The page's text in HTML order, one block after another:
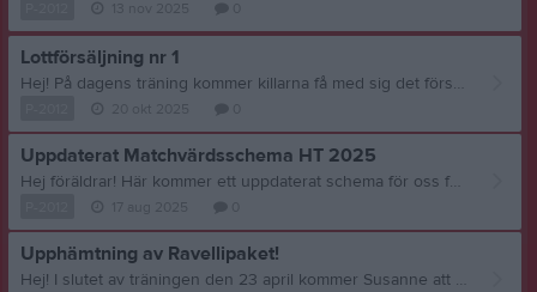
Lottförsäljning nr 1
Hej! På dagens träning kommer killarna få med sig det första kuvertet med Bingolottos julkalendrar och Sverigelotter. OBS! Vissa killar fick sitt kuvert för några veckor sedan. En del av försäljningsvinsten går till laget. I varje kuvert finns information om försäljningen och när man ska betala in till Salih. Swisha till 0702-71 76 66 och ange namnet på barnet vid inbetalningen. De killar som har äldre syskon i Södra kommer inte att få kuvert, då lotterna går till det äldsta syskonet. Allt gott! Med vänlig hälsning Föräldragruppen genom Susanne
Uppdaterat Matchvärdsschema HT 2025
Hej föräldrar! Här kommer ett uppdaterat schema för oss föräldrar under killarnas hemmamatcher! Vi hjälper då till att vara matchvärdar! Det ligger under dokument: https://www.laget.se/varnamosodrap12/Document Viktigt: * Kom i tid, samlingstid samtidigt som killar. Finns ingen som samlar ihop er, utan ni två som är samma på passet stämmer av. * Ta på dig reflexväst (finns i plåtskåpet där alla bollar osv är) * Möt bortalaget, visa till rätt omkädningsrum * Ta fram 3 bollar till varje lag, pumpa vid behov * ställ fram målen till 9-manna och ställ ut koner enligt schema på plats. * Se till att publiken inte är inne på planen under hela matchen, de ska stå på asfalten. Som vi skrev innan så väljer vi nu att prioritera bort kioskverksamheten under killarnas hemmamatcher. Vi kommer istället att arrangera någon försäljning under hösten för att få in mer pengar till lagkassan, vi återkommer om det. Vänligen, Föräldrargruppen Caroline, Susanne, Alban och Salih
Upphämtning av Ravellipaket!
Hej! I slutet av träningen den 23 april kommer Susanne att lämna över Ravellipaketen till killarna. Hon kommer att finnas på plats från 19.45 ifall ni föräldrar vill hämta paketen istället. Ni ska sen leverera paketen till era kunder som betalar till er som säljare. När ni fått in hela summan från era kunder swishar ni den till Susanne. OBS! Senast fredagen den 2 maj måste ni swisha Susanne för att kunna betala fakturan från Ravelli. Det innebär att leveranserna måste ske ganska snabbt för att detta ska kunna genomföras. Swisha betalningen till Susanne på 0703-25 77 92. Vad era kunder ska betala kommer att framgå i era paket, men Susanne har även en lista med summorna ifall ni undrar. OBS! Har man inte möjlighet att hämta paketen den 23 april, hör man av sig till Susanne så kommer ni överens om annan dag och tid för upphämtning. Vid ev. byten eller reklamationer hänvisar ni kunden till denna länk. https://www.ravelli.se/byta-reklamera-angra/ Glad påsk! /Föräldrargruppen